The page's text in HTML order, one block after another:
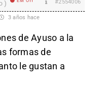
#2554006
3 años hace
de Ayuso a la
formas de
le gustan a